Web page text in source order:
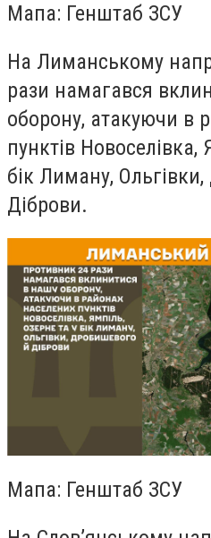
Мапа: Генштаб ЗСУ
На Лиманському
рази намагався
оборону, атакуючи в
пунктів Новоселівка,
бік Лиману,
Діброви.
Мапа: Генштаб ЗСУ